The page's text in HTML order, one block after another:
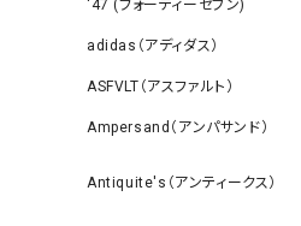
‘47 (フォーティーセブン)
adidas（アディダス）
ASFVLT（アスファルト）
Ampersand（アンパサンド）
Antiquite's（アンティークス）